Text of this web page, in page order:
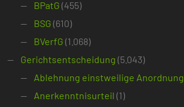
BPatG (455)
BSG (610)
BVerfG (1.068)
Gerichtsentscheidung (5.043)
Ablehnung einstweilige Anordnung
Anerkenntnisurteil (1)